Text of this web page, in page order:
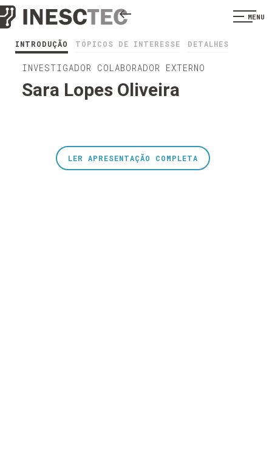
MENU
INTRODUÇÃO TÓPICOS DE INTERESSE DETALHES
INVESTIGADOR COLABORADOR EXTERNO
Sara Lopes Oliveira
LER APRESENTAÇÃO COMPLETA